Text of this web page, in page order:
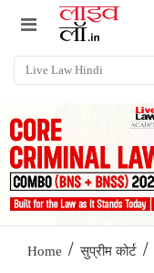
Home / सुप्रीम कोर्ट /